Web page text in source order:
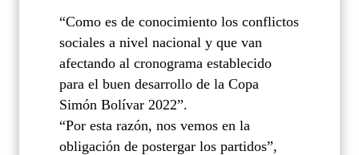
“Como es de conocimiento los conflictos
sociales a nivel nacional y que van
afectando al cronograma establecido
para el buen desarrollo de la Copa
Simón Bolívar 2022”.
“Por esta razón, nos vemos en la
obligación de postergar los partidos”,